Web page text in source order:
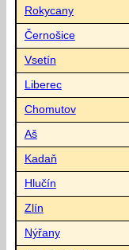
Rokycany
Černošice
Vsetín
Liberec
Chomutov
Aš
Kadaň
Hlučín
Zlín
Nýřany